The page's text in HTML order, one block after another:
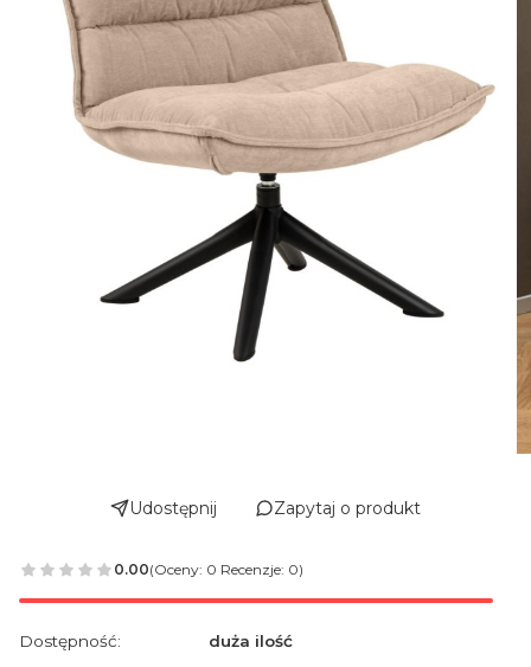
Udostępnij Zapytaj o produkt
0.00(Oceny: 0 Recenzje: 0)
Dostępność:
duża ilość